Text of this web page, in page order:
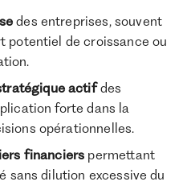
des entreprises, souvent
potentiel de croissance ou
actifdes
forte dans la
opérationnelles.
financiers permettant
sans dilution excessive du